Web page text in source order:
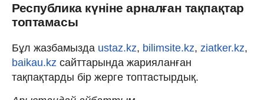
Республика күніне арналған тақпақтар
топтамасы
Бұл жазбамызда ustaz.kz, bilimsite.kz, ziatker.kz,
baikau.kz сайттарында жарияланған
тақпақтарды бір жерге топтастырдық.